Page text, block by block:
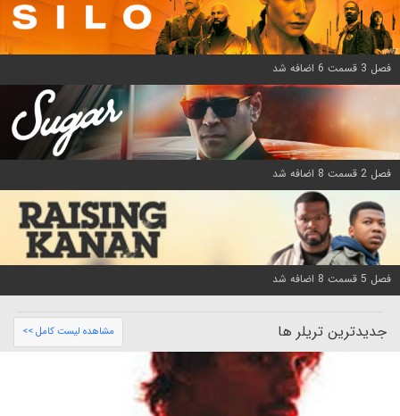
فصل 3 قسمت 6 اضافه شد
فصل 2 قسمت 8 اضافه شد
فصل 5 قسمت 8 اضافه شد
جدیدترین تریلر ها مشاهده لیست کامل >>